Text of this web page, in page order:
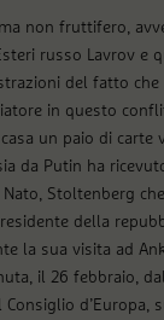
non fruttifero,
russo Lavrov e
del fatto
in questo
un paio di carte
da Putin ha
Stoltenberg
della
la sua visita ad
il 26 febbraio,
d’Europa,